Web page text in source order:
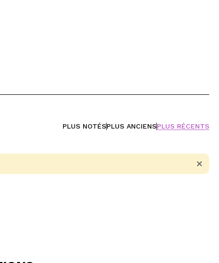
PLUS NOTÉSPLUS ANCIENSPLUS RÉCENTS